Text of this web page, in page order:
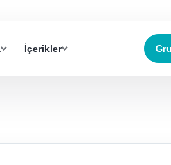
İçerikler